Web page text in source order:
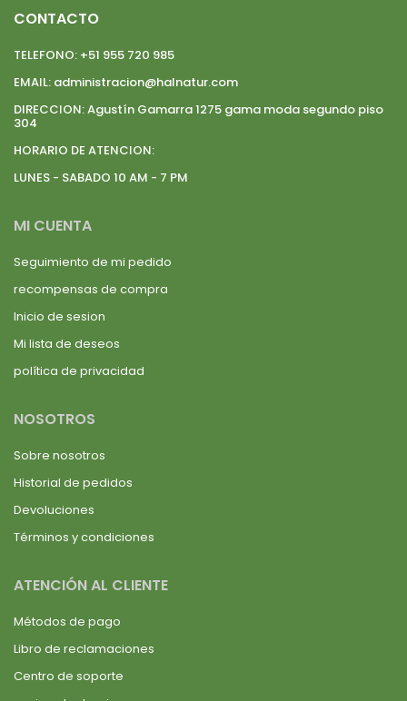
CONTACTO
TELEFONO: +51 955 720 985
EMAIL: administracion@halnatur.com
DIRECCION:Agustín Gamarra 1275 gama moda segundo piso
304
HORARIO DE ATENCION:
LUNES - SABADO 10 AM - 7 PM
MI CUENTA
Seguimiento de mi pedido
recompensas de compra
Inicio de sesion
Mi lista de deseos
política de privacidad
NOSOTROS
Sobre nosotros
Historial de pedidos
Devoluciones
Términos y condiciones
ATENCIÓN AL CLIENTE
Métodos de pago
Libro de reclamaciones
Centro de soporte